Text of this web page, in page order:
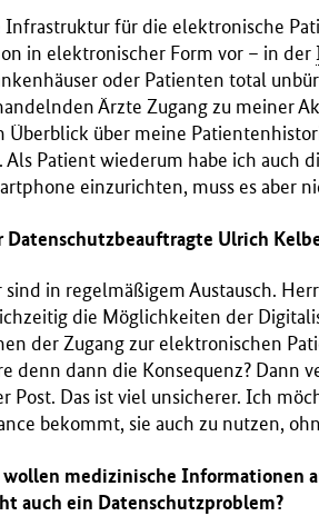
Infrastruktur für die elektronische
in elektronischer Form vor – in der
oder Patienten total
Ärzte Zugang zu meiner
Überblick über meine
Als Patient wiederum habe ich auch
einzurichten, muss es aber
Datenschutzbeauftragte Ulrich
sind in regelmäßigem Austausch.
die Möglichkeiten der
der Zugang zur elektronischen
denn dann die Konsequenz? Dann
Post. Das ist viel unsicherer. Ich
bekommt, sie auch zu nutzen,
wollen medizinische Informationen
auch ein Datenschutzproblem?